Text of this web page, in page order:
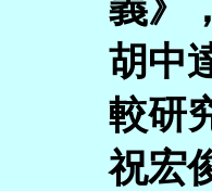
胡中
較研
祝宏